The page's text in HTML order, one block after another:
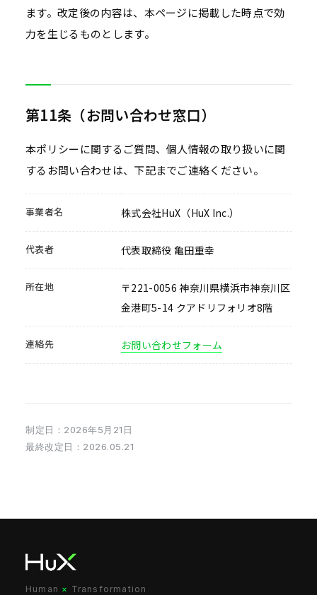
ます。改定後の内容は、本ページに掲載した時点で効
力を生じるものとします。
第11条（お問い合わせ窓口）
本ポリシーに関するご質問、個人情報の取り扱いに関
するお問い合わせは、下記までご連絡ください。
事業者名 株式会社HuX（HuX Inc.）
代表者 代表取締役 亀田重幸
所在地
〒221-0056 神奈川県横浜市神奈川区
金港町5-14 クアドリフォリオ8階
連絡先 お問い合わせフォーム
制定日：2026年5月21日
最終改定日：2026.05.21
Human × Transformation